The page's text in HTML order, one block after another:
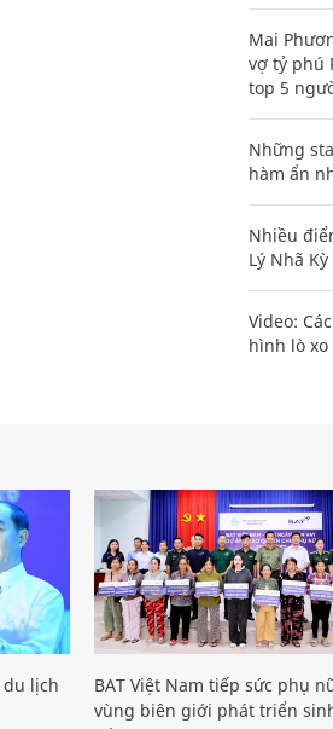
Mai
vợ tỷ phú
top 5
Những
hàm ẩn
Nhiều
Lý Nhã Kỳ
Video:
hình lò xo
lịch
BAT Việt Nam tiếp sức phụ
vùng biên giới phát triển